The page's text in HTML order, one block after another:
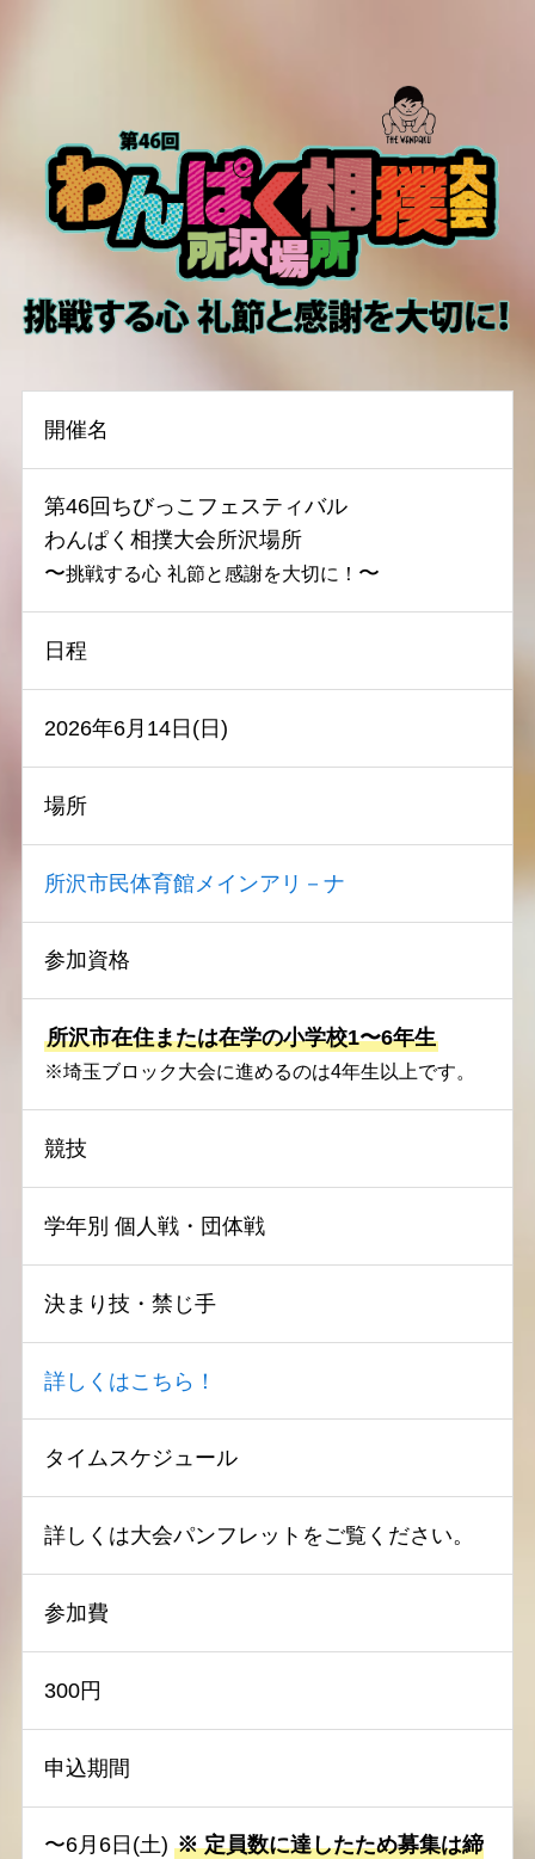
開催名
第46回ちびっこフェスティバル
わんぱく相撲大会所沢場所
〜挑戦する心 礼節と感謝を大切に！ 〜
日程
2026年6月14日(日)
場所
所沢市民体育館メインアリ－ナ
参加資格
所沢市在住または在学の小学校1〜6年生
※埼玉ブロック大会に進めるのは4年生以上です。
競技
学年別 個人戦・団体戦
決まり技・禁じ手
詳しくはこちら！
タイムスケジュール
詳しくは大会パンフレットをご覧ください。
参加費
300円
申込期間
〜6月6日(土) ※ 定員数に達したため募集は締